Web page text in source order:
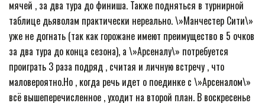
мячей , за два тура до финиша. Также подняться в турнирной
таблице дьяволам практически нереально. \»Манчестер Сити\»
уже не догнать (так как горожане имеют преимущество в 5 очков
за два тура до конца сезона), а \»Арсеналу\» потребуется
проиграть 3 раза подряд , считая и личную встречу , что
маловероятно.Но , когда речь идет о поединке с \»Арсеналом\»
всё вышеперечисленное , уходит на второй план. В воскресенье